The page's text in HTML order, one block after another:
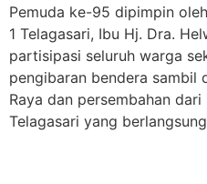
Pemuda ke-95 dipimpin
1 Telagasari, Ibu Hj. Dra.
partisipasi seluruh warga
pengibaran bendera sambil
Raya dan persembahan dari
Telagasari yang